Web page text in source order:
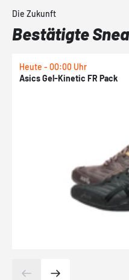
Die Zukunft
Bestätigte
Heute - 00:00 Uhr
Asics Gel-Kinetic FR Pack